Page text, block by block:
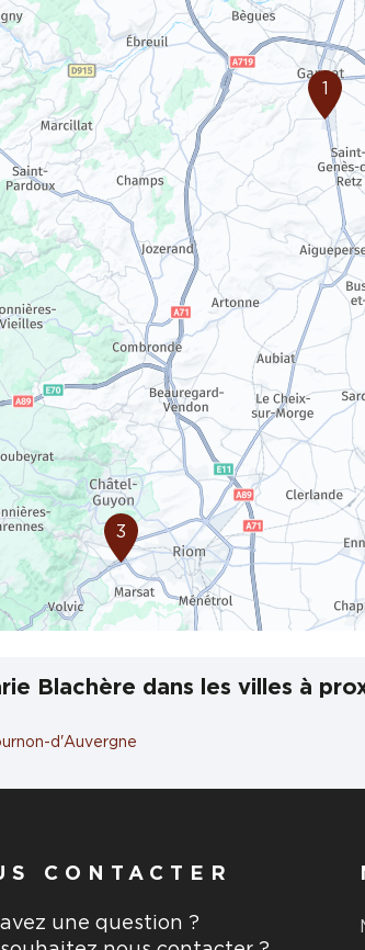
3
1
Blachère dans les villes à
d'Auvergne
CONTACTER
une question ?